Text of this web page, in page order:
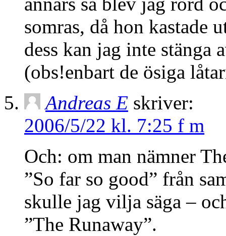
somras, då hon kastade
dess kan jag inte stänga
(obs!enbart de ösiga
Andreas E skriver:
2006/5/22 kl. 7:25 f m
Och: om man nämner
”So far so good” från
skulle jag vilja säga –
”The Runaway”.